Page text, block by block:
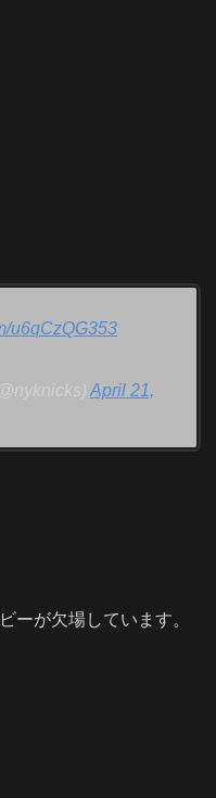
u6qCzQG353
April 21,
ーが欠場しています。